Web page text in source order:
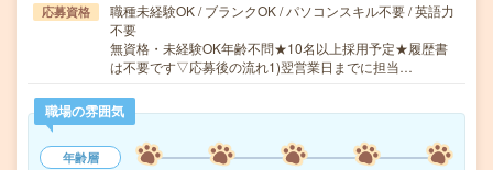
応募資格
職種未経験OK / ブランクOK / パソコンスキル不要 / 英語力
不要
無資格・未経験OK年齢不問★10名以上採用予定★履歴書
は不要です▽応募後の流れ1)翌営業日までに担当…
職場の雰囲気
年齢層